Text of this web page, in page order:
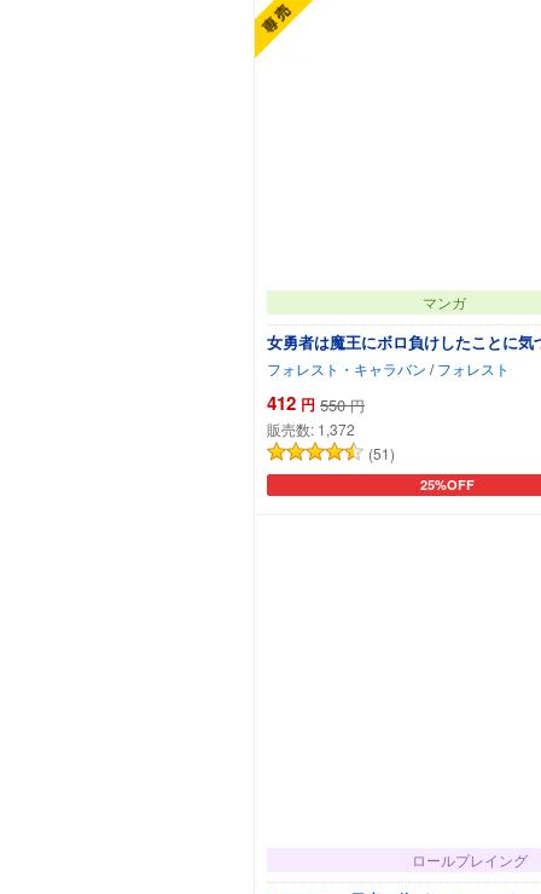
マンガ
女勇者は魔王にボロ負けしたことに気
フォレスト・キャラバン / フォレスト
412 円 550 円
販売数: 1,372
(51)
25%OFF
カートに追加
ロールプレイング